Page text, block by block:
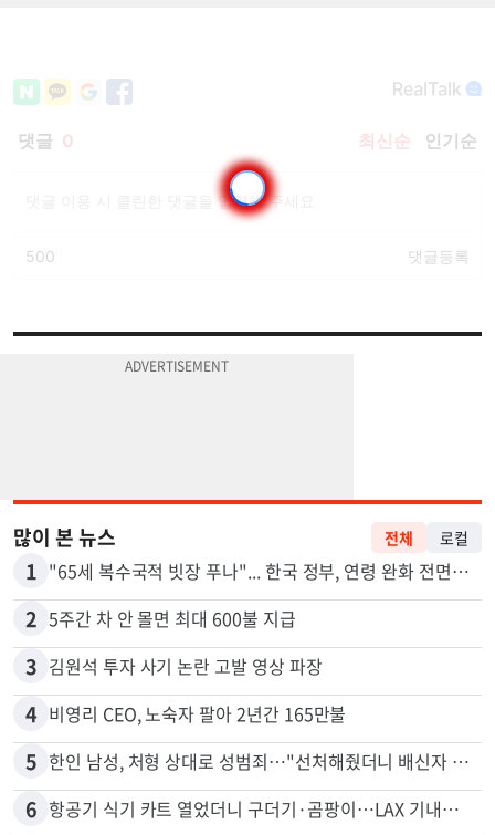
1
2 5주간 차 안 몰면 최대 600불 지급
3 김원석 투자 사기 논란 고발 영상 파장
4 비영리 CEO, 노숙자 팔아 2년간 165만불
5 한인 남성, 처형 상대로 성범죄…"선처해줬더니 배신자 취급"